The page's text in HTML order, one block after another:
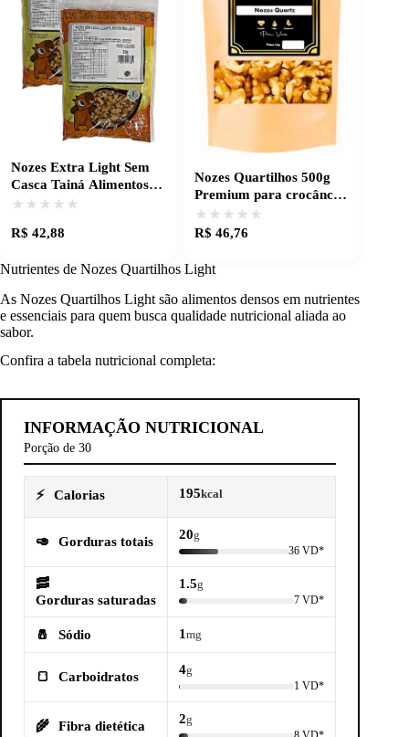
Nozes Extra Light Sem
Casca Tainá Alimentos -
Frescor e Qualidade
★★★★★
★★★★★
R$ 42,88
Nozes Quartilhos 500g
Premium para crocância
e sabor intenso
★★★★★
★★★★★
R$ 46,76
Nutrientes de Nozes Quartilhos Light
As Nozes Quartilhos Light são alimentos densos em nutrientes
e essenciais para quem busca qualidade nutricional aliada ao
sabor.
Confira a tabela nutricional completa:
INFORMAÇÃO NUTRICIONAL
Porção de 30
⚡ Calorias 195kcal
🥑 Gorduras totais 20g
36 VD*
🥓
Gorduras saturadas
1.5g
7 VD*
🧂 Sódio 1 mg
🍞 Carboidratos 4g
1 VD*
🌾 Fibra dietética 2g